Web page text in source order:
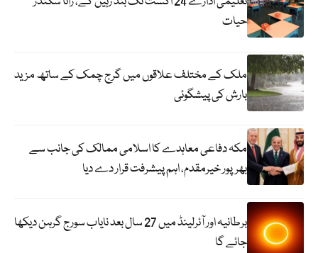
حیات
ملک کے مختلف علاقوں میں گرج چمک کے ساتھ مزید
بارش کی پیشگوئی
مکہ دفاعی معاہدے کا اسلامی ممالک کی جانب سے
بھرپور خیرمقدم، اہم پیشرفت قرار دے دیا
برطانیہ اور آئرلینڈ میں 27 سال بعد نایاب سورج گرہن دیکھا
جائے گا